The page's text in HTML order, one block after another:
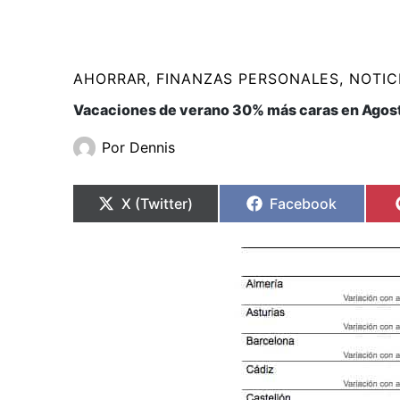
AHORRAR, FINANZAS PERSONALES,
Vacaciones de verano 30% más caras en
Por Dennis
en
X (Twitter)
en
Facebook
en
en